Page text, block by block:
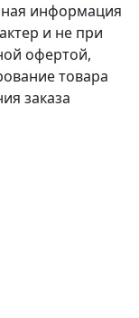
информация
и не при
офертой,
товара
заказа